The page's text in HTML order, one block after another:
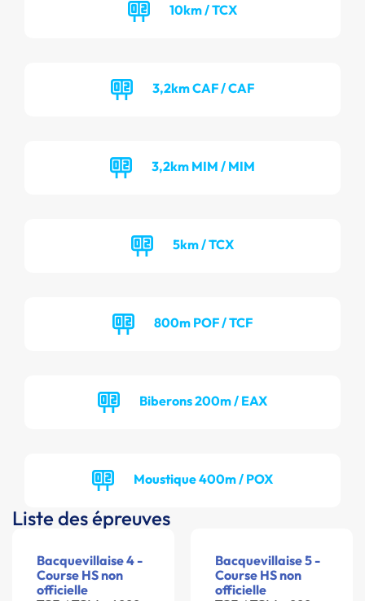
10km / TCX
3,2km CAF / CAF
3,2km MIM / MIM
5km / TCX
800m POF / TCF
Biberons 200m / EAX
Moustique 400m / POX
Liste des épreuves
Bacquevillaise 4 -
Course HS non
officielle
Bacquevillaise 5 -
Course HS non
officielle